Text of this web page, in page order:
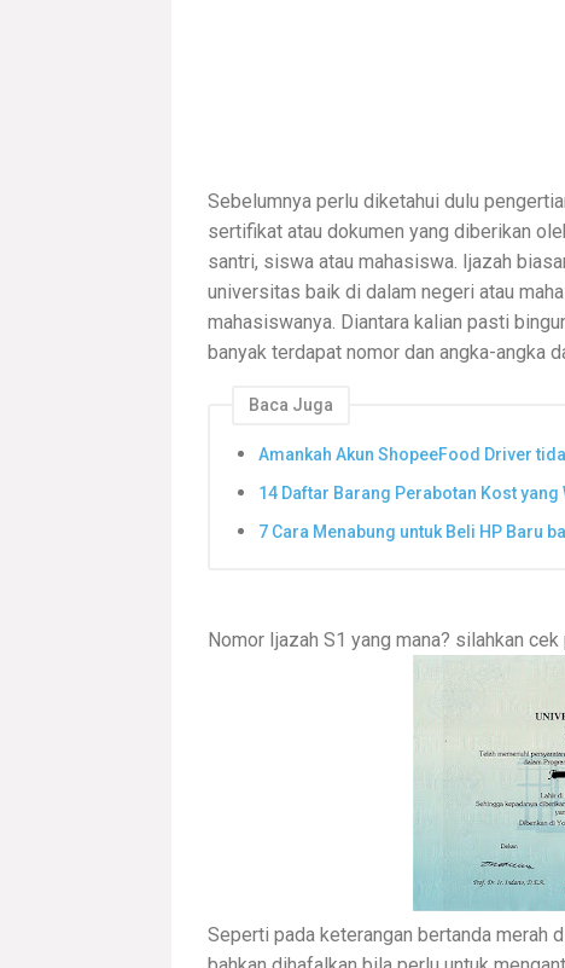
Sebelumnya perlu diketahui dulu
sertifikat atau dokumen yang diberikan
santri, siswa atau mahasiswa. Ijazah
universitas baik di dalam negeri atau
mahasiswanya. Diantara kalian pasti
banyak terdapat nomor dan angka-angka
Baca Juga
Amankah Akun ShopeeFood Driver
14 Daftar Barang Perabotan Kost yang
7 Cara Menabung untuk Beli HP Baru
Nomor Ijazah S1 yang mana? silahkan
Seperti pada keterangan bertanda merah